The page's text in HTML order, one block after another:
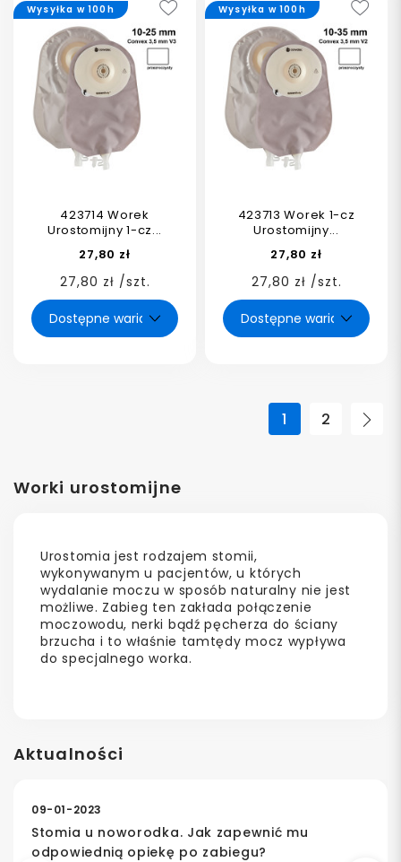
Worki urostomijne
Urostomia jest rodzajem stomii,
wykonywanym u pacjentów, u których
wydalanie moczu w sposób naturalny nie jest
możliwe. Zabieg ten zakłada połączenie
moczowodu, nerki bądź pęcherza do ściany
brzucha i to właśnie tamtędy mocz wypływa
do specjalnego worka.
423714 Worek
Urostomijny 1-cz...
27,80 zł
27,80 zł /szt.
Wysyłka w 100h
423713 Worek 1-cz
Urostomijny...
27,80 zł
27,80 zł /szt.
Wysyłka w 100h
1 2
Aktualności
09-01-2023
Stomia u noworodka. Jak zapewnić mu
odpowiednią opiekę po zabiegu?